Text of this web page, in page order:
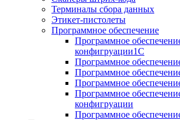
Терминалы сбора данных
Этикет-пистолеты
Программное обеспечение
Программное
конфигруации1С
Программное
Программное
Программное
Программное
конфигруации
Программное